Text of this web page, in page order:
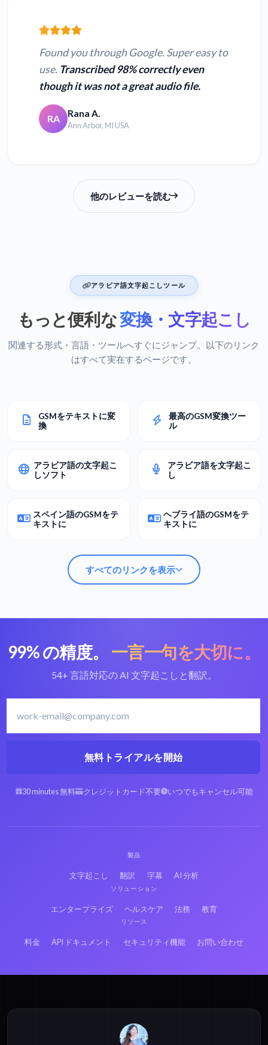
Found you through Google. Super easy to
use. Transcribed 98% correctly even
though it was not a great audio file.
RA Rana A.
Ann Arbor, MI USA
他のレビューを読む
アラビア語文字起こしツール
もっと便利な変換・文字起こし
関連する形式・言語・ツールへすぐにジャンプ。以下のリンク
はすべて実在するページです。
GSMをテキストに変
換
最高のGSM変換ツー
ル
アラビア語の文字起こ
しソフト
アラビア語を文字起こ
し
スペイン語のGSMをテ
キストに
ヘブライ語のGSMをテ
キストに
すべてのリンクを表示
GSMをテキストに変
換
最高のGSM変換ツー
ル
アラビア語の文字起こ
アラビア語を文字起こ
スペイン語のGSMをテ
ヘブライ語のGSMをテ
ロシア語のGSMをテキ
ヒンディー語のGSMを
テキストに
ベンガル語のGSMをテ
キストに
99% の精度。 一言一句を大切に。
54+ 言語対応の AI 文字起こしと翻訳。
無料トライアルを開始
30 minutes 無料 クレジットカード不要 いつでもキャンセル可能
製品
文字起こし 翻訳 字幕 AI 分析
ソリューション
エンタープライズ ヘルスケア 法務 教育
リソース
料金 API ドキュメント セキュリティ機能 お問い合わせ